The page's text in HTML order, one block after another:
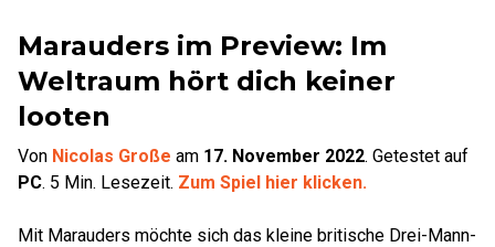
Marauders im Preview: Im
Weltraum hört dich keiner
looten
Von Nicolas Große am 17. November 2022. Getestet auf
PC. 5 Min. Lesezeit. Zum Spiel hier klicken.
Mit Marauders möchte sich das kleine britische Drei-Mann-